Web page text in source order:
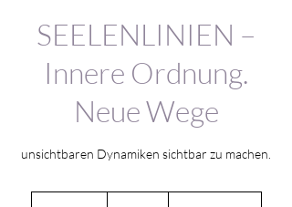
SEELENLINIEN –
Innere Ordnung.
Neue Wege
unsichtbaren Dynamiken sichtbar zu machen.